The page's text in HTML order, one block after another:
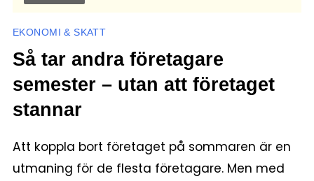
EKONOMI & SKATT
Så tar andra företagare
semester – utan att företaget
stannar
Att koppla bort företaget på sommaren är en
utmaning för de flesta företagare. Men med